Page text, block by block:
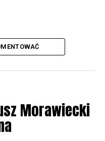
W tym szyją
w Uninie
Morawiecki